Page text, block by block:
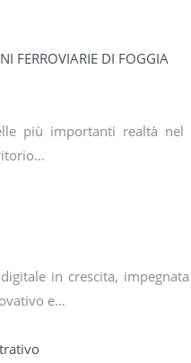
FERROVIARIE DI FOGGIA
più importanti realtà
in crescita,
e…